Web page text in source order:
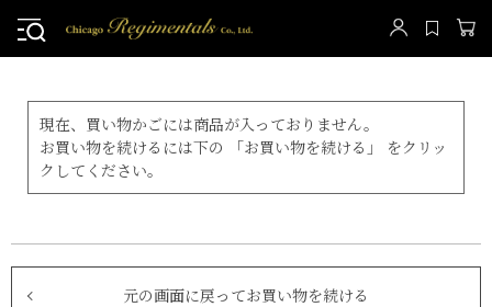
現在、買い物かごには商品が入っておりません。
お買い物を続けるには下の 「お買い物を続ける」 をクリッ
クしてください。
元の画面に戻ってお買い物を続ける